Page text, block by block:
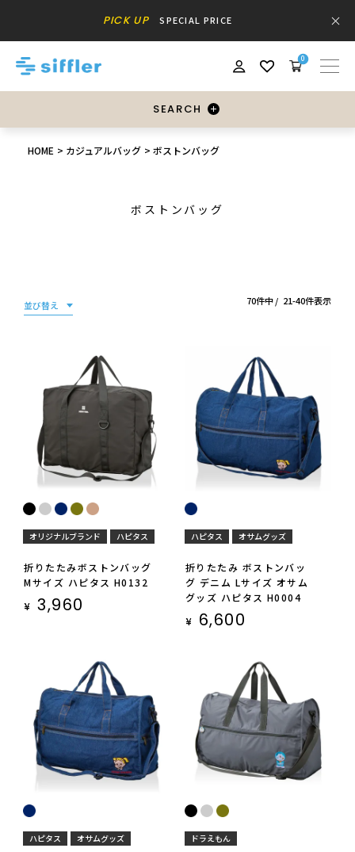
PICK UP SPECIAL PRICE
0
SEARCH
HOME カジュアルバッグ ボストンバッグ
ボストンバッグ
並び替え 70件中 21-40件表示
オリジナルブランド ハピタス
折りたたみボストンバッグ
Mサイズ ハピタス H0132
¥ 3,960
ハピタス オサムグッズ
折りたたみ ボストンバッ
グ デニム Lサイズ オサム
グッズ ハピタス H0004
¥ 6,600
ハピタス オサムグッズ ドラえもん